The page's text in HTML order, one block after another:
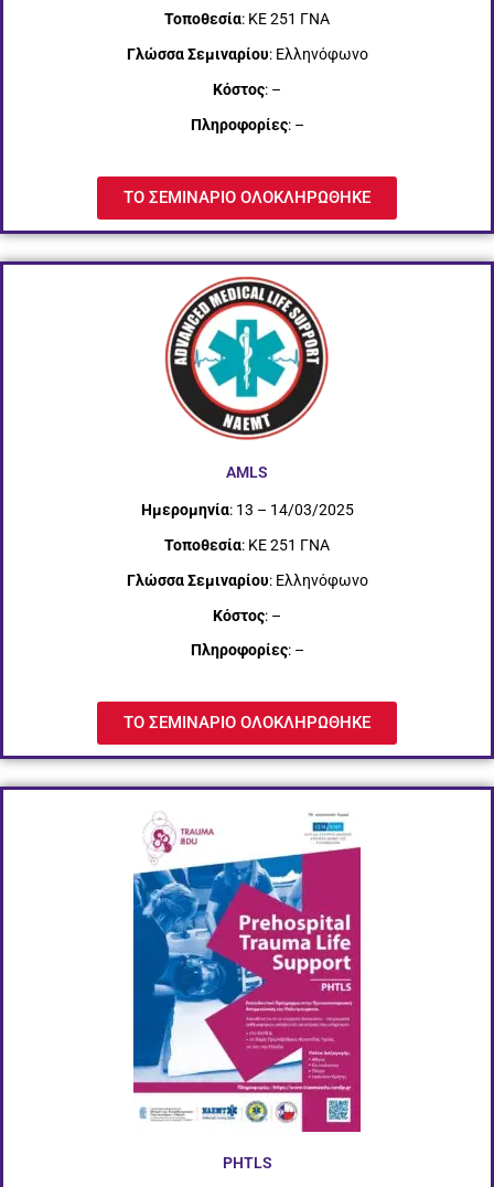
Τοποθεσία: ΚΕ 251 ΓΝΑ
Γλώσσα Σεμιναρίου: Ελληνόφωνο
Κόστος: –
Πληροφορίες: –
ΤΟ ΣΕΜΙΝΑΡΙΟ ΟΛΟΚΛΗΡΩΘΗΚΕ
AMLS
Ημερομηνία: 13 – 14/03/2025
Τοποθεσία: ΚΕ 251 ΓΝΑ
Γλώσσα Σεμιναρίου: Ελληνόφωνο
Κόστος: –
Πληροφορίες: –
ΤΟ ΣΕΜΙΝΑΡΙΟ ΟΛΟΚΛΗΡΩΘΗΚΕ
PHTLS